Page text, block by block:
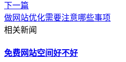
下一篇
做网站优化需要注意哪些事项
相关新闻
免费网站空间好不好